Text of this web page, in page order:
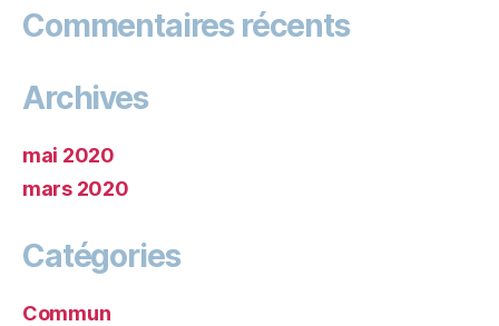
Commentaires récents
Archives
mai 2020
mars 2020
Catégories
Commun